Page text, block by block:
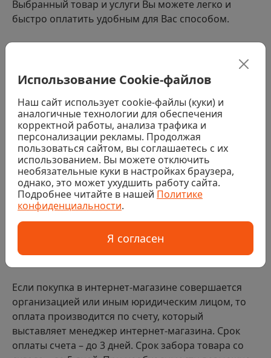
Выбранный товар и услуги Вы можете легко и
быстро оплатить удобным для Вас способом.
Наличными водителю-экспедитору. При получении
требующими услуг колеровки, распила или резки)
Банковской картой водителю-экспедитору. При
получении заказа (за исключением заказов с
товарами, требующими услуг колеровки, распила или
резки)
Наличными или банковской картой в магазине. При
получении заказа (за исключением заказов с
товарами, требующими услуг колеровки, распила или
резки)
Банковской картой на сайте
Безналичный расчет
Если покупка в интернет-магазине совершается
организацией или иным юридическим лицом, то
оплата производится по счету, который
выставляет менеджер интернет-магазина. Срок
оплаты счета – до 3 дней. Срок забора товара со
Использование Cookie-файлов
Наш сайт использует cookie-файлы (куки) и
аналогичные технологии для обеспечения
корректной работы, анализа трафика и
персонализации рекламы. Продолжая
пользоваться сайтом, вы соглашаетесь с их
использованием. Вы можете отключить
необязательные куки в настройках браузера,
однако, это может ухудшить работу сайта.
Подробнее читайте в нашей Политике
конфиденциальности.
Я согласен